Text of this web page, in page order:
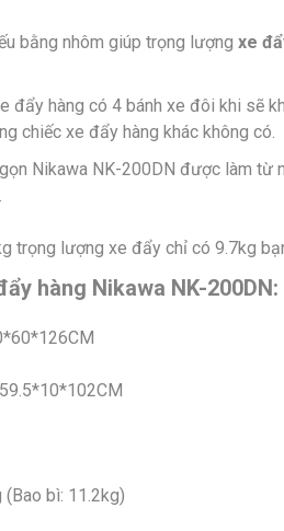
bằng nhôm giúp trọng lượng xe
đẩy hàng có 4 bánh xe đôi khi sẽ
chiếc xe đẩy hàng khác không có.
Nikawa NK-200DN được làm từ
trọng lượng xe đẩy chỉ có 9.7kg
hàng Nikawa NK-200DN:
(Bao bì: 11.2kg)